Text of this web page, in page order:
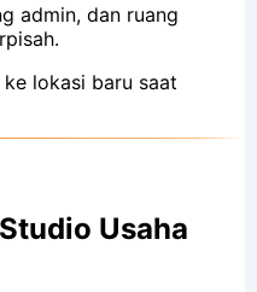
admin, dan ruang
lokasi baru saat
Usaha